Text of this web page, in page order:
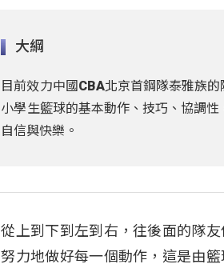
大綱
目前效力中國CBA北京首鋼隊泰雅族
小學生籃球的基本動作、技巧、協調
自信與快樂。
從上到下到左到右，往後面的隊
努力地做好每一個動作，這是由